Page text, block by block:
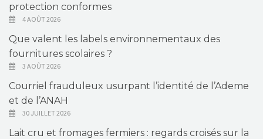
protection conformes
4 AOÛT 2026
Que valent les labels environnementaux des
fournitures scolaires ?
3 AOÛT 2026
Courriel frauduleux usurpant l’identité de l’Ademe
et de l’ANAH
30 JUILLET 2026
Lait cru et fromages fermiers : regards croisés sur la